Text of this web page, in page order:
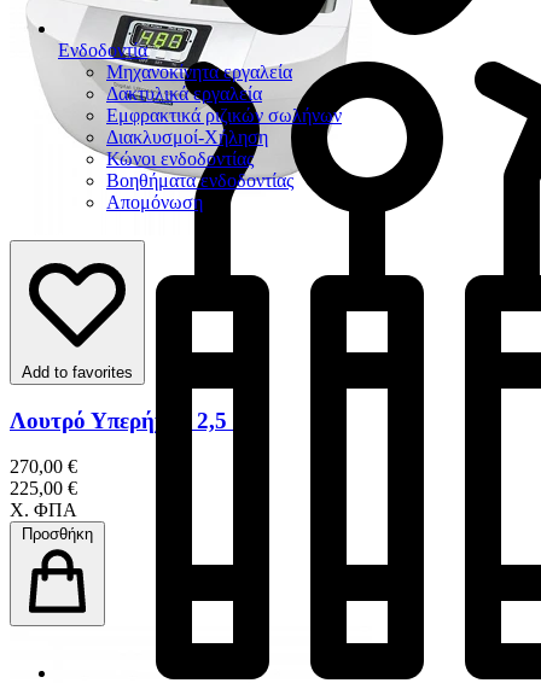
Ενδοδοντία
Μηχανοκίνητα εργαλεία
Δακτυλικά εργαλεία
Εμφρακτικά ριζικών σωλήνων
Διακλυσμοί-Χήληση
Κώνοι ενδοδοντίας
Βοηθήματα ενδοδοντίας
Απομόνωση
Add to favorites
Λουτρό Υπερήχων 2,5 Lt
270,00 €
225,00 €
Χ. ΦΠΑ
Προσθήκη